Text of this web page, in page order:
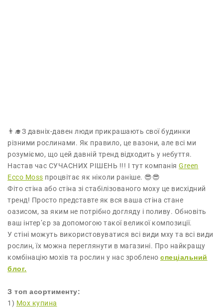
👨‍🎓З давніх-давен люди прикрашають свої будинки
різними рослинами. Як правило, це вазони, але всі ми
розуміємо, що цей давній тренд відходить у небуття.
Настав час СУЧАСНИХ РІШЕНЬ !!! І тут компанія Green
Ecco Moss процвітає як ніколи раніше. 😎😎
Фіто стіна або стіна зі стабілізованого моху це висхідний
тренд! Просто представте як вся ваша стіна стане
оазисом, за яким не потрібно догляду і поливу. Обновіть
ваш інтер’єр за допомогою такої великої композиції.
У стіні можуть використовуватися всі види мху та всі види
рослин, їх можна переглянути в магазині. Про найкращу
комбінацію мохів та рослин у нас зроблено спеціальний
блог.
З топ асортименту:
1) Мох купина